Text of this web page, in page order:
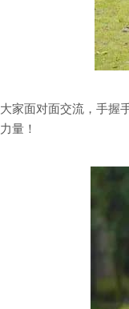
大家面对面交流，手握
力量！